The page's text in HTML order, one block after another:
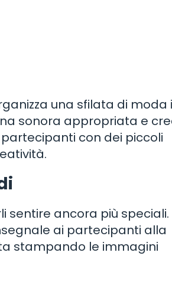
una sfilata di moda
sonora appropriata e
con dei piccoli
sentire ancora più speciali.
ai partecipanti alla
stampando le immagini